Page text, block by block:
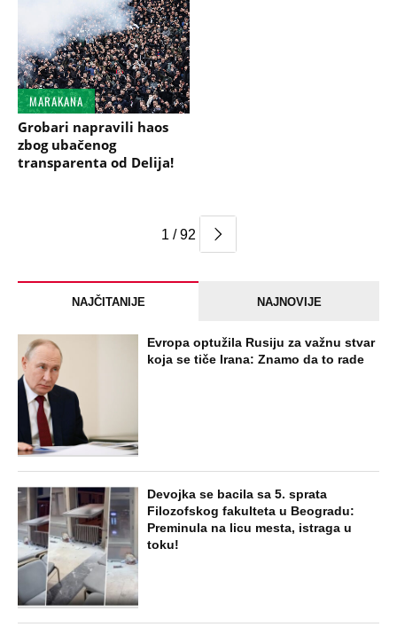
MARAKANA
Grobari napravili haos
zbog ubačenog
transparenta od Delija!
1 / 92
NAJČITANIJE NAJNOVIJE
Evropa optužila Rusiju za važnu stvar
koja se tiče Irana: Znamo da to rade
Devojka se bacila sa 5. sprata
Filozofskog fakulteta u Beogradu:
Preminula na licu mesta, istraga u
toku!